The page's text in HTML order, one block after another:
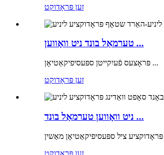
זען פּראָדוקט
טערמאַל בונד ניט וואָווען ...
פּראָצעס פֿעיִקייטן ספּעסיפיקאַטיאָן ...
זען פּראָדוקט
ניט וואָווען טערמאַל בונד ...
זען פּראָדוקט